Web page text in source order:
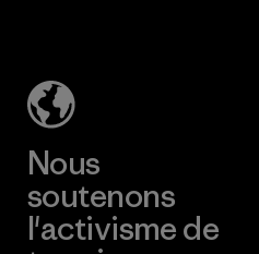
plus
Nai
Nous
soutenons
l'activisme de